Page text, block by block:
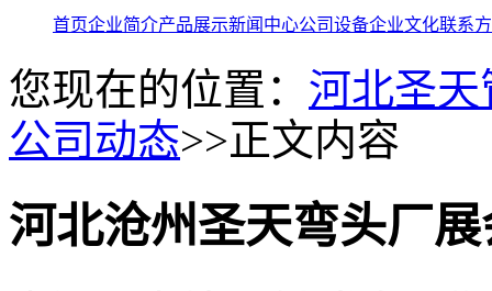
首页企业简介产品展示新闻中心公司设备企业文化联系
您现在的位置： 河北圣
公司动态>>正文内容
河北沧州圣天弯头厂